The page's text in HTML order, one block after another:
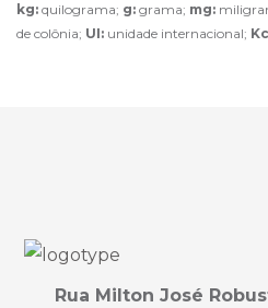
kg: quilograma; g: grama; mg:
de colônia; UI: unidade internacional;
Rua Milton José